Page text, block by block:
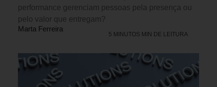
performance gerenciam pessoas pela presença ou
pelo valor que entregam?
Marta Ferreira
5 MINUTOS MIN DE LEITURA